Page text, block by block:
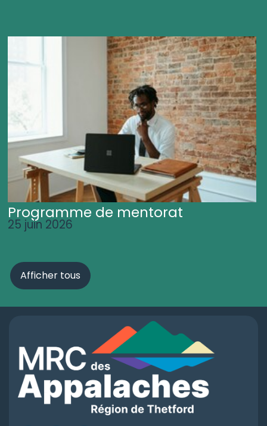
Programme de mentorat
25 juin 2026
Afficher tous